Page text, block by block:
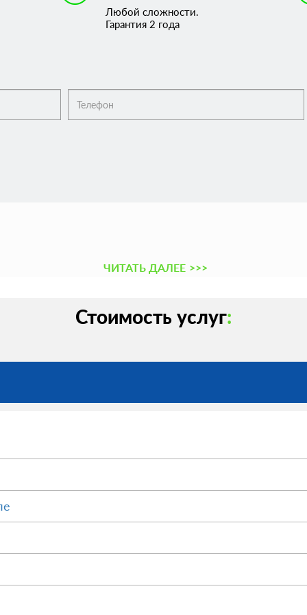
Любой сложности.
Гарантия 2 года
ЧИТАТЬ ДАЛЕЕ >>>
Стоимость услуг: